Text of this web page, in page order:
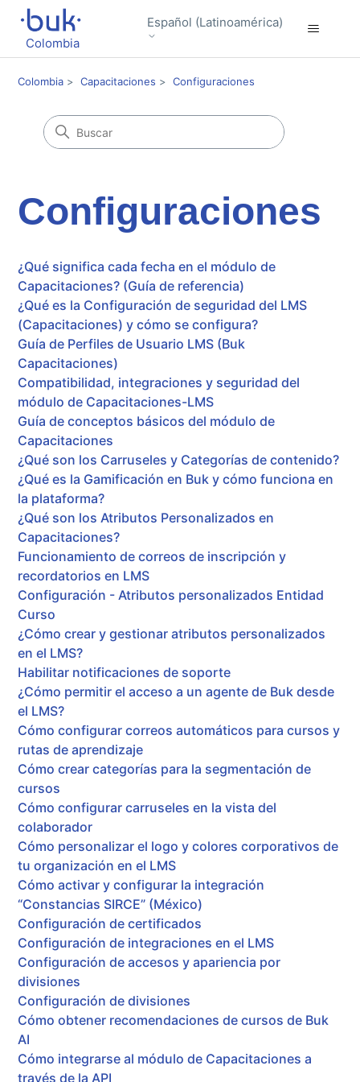
Colombia
Español (Latinoamérica)
Colombia Capacitaciones Configuraciones
Configuraciones
¿Qué significa cada fecha en el módulo de
Capacitaciones? (Guía de referencia)
¿Qué es la Configuración de seguridad del LMS
(Capacitaciones) y cómo se configura?
Guía de Perfiles de Usuario LMS (Buk
Capacitaciones)
Compatibilidad, integraciones y seguridad del
módulo de Capacitaciones-LMS
Guía de conceptos básicos del módulo de
Capacitaciones
¿Qué son los Carruseles y Categorías de contenido?
¿Qué es la Gamificación en Buk y cómo funciona en
la plataforma?
¿Qué son los Atributos Personalizados en
Capacitaciones?
Funcionamiento de correos de inscripción y
recordatorios en LMS
Configuración - Atributos personalizados Entidad
Curso
¿Cómo crear y gestionar atributos personalizados
en el LMS?
Habilitar notificaciones de soporte
¿Cómo permitir el acceso a un agente de Buk desde
el LMS?
Cómo configurar correos automáticos para cursos y
rutas de aprendizaje
Cómo crear categorías para la segmentación de
cursos
Cómo configurar carruseles en la vista del
colaborador
Cómo personalizar el logo y colores corporativos de
tu organización en el LMS
Cómo activar y configurar la integración
“Constancias SIRCE” (México)
Configuración de certificados
Configuración de integraciones en el LMS
Configuración de accesos y apariencia por
divisiones
Configuración de divisiones
Cómo obtener recomendaciones de cursos de Buk
AI
Cómo integrarse al módulo de Capacitaciones a
través de la API